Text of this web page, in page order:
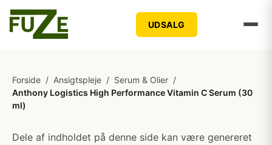
UDSALG
Forside / Ansigtspleje / Serum & Olier /
Anthony Logistics High Performance Vitamin C Serum (30
ml)
Dele af indholdet på denne side kan være genereret